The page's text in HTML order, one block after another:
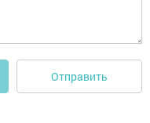
Отправить